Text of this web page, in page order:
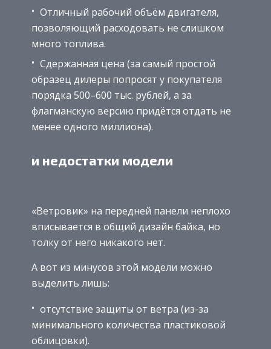
Отличный рабочий объём двигателя,
позволяющий расходовать не слишком
много топлива.
Сдержанная цена (за самый простой
образец дилеры попросят у покупателя
порядка 500–600 тыс. рублей, а за
флагманскую версию придётся отдать не
менее одного миллиона).
и недостатки модели
«Ветровик» на передней панели неплохо
вписывается в общий дизайн байка, но
толку от него никакого нет.
А вот из минусов этой модели можно
выделить лишь:
отсутствие защиты от ветра (из-за
минимального количества пластиковой
облицовки).